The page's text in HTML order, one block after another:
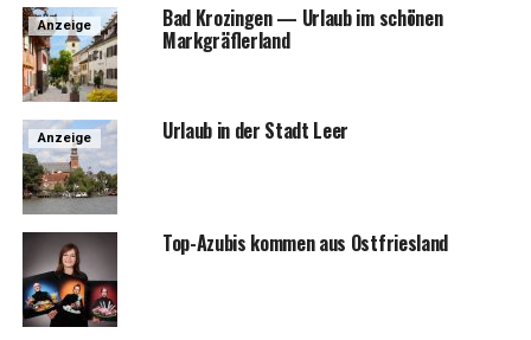
Anzeige Bad Kro­zin­gen — Urlaub im schö­nen
Markgräflerland
Anzeige Urlaub in der Stadt Leer
Top-Azu­bis kom­men aus Ostfriesland